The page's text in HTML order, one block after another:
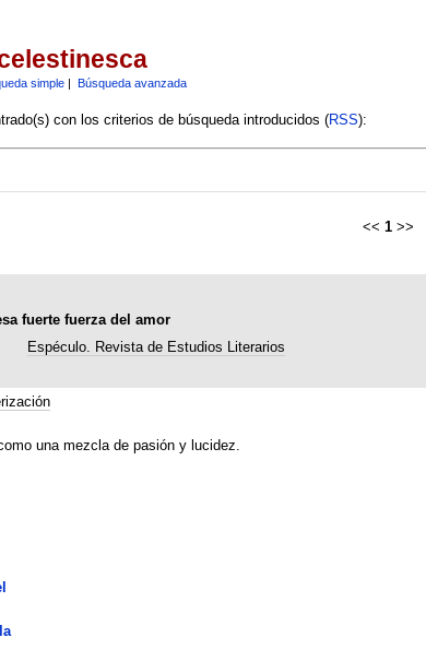
simple| Búsqueda avanzada
con los criterios de búsqueda introducidos (RSS):
<< 1 >>
fuerte fuerza del amor
Espéculo. Revista de Estudios Literarios
una mezcla de pasión y lucidez.